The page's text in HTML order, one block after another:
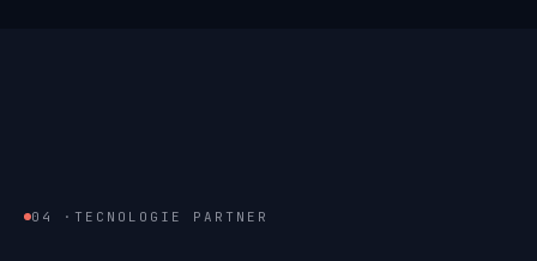
04 · TECNOLOGIE PARTNER